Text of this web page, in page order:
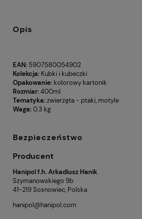
Opis
EAN: 5907580054902
Kolekcja: Kubki i kubeczki
Opakowanie: kolorowy kartonik
Rozmiar:400ml
Tematyka:zwierzęta - ptaki, motyle
Waga:0.3 kg
Bezpieczeństwo
Producent
Hanipol f.h. Arkadiusz Hanik
Szymanowskiego 9b
41-219 Sosnowiec, Polska
hanipol@hanipol.com